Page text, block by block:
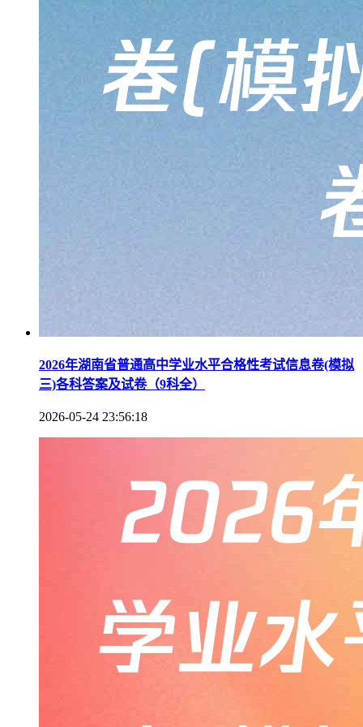
2026年湖南省普通高中学业水平合格性考试信息卷(模拟
三)各科答案及试卷（9科全）
2026-05-24 23:56:18